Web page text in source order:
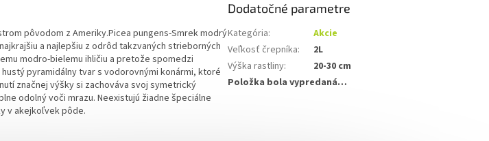
pôvodom z Ameriky.Picea pungens-Smrek modrý
a najlepšiu z odrôd takzvaných strieborných
modro-bielemu ihličiu a pretože spomedzi
pyramidálny tvar s vodorovnými konármi, ktoré
značnej výšky si zachováva svoj symetrický
odolný voči mrazu. Neexistujú žiadne špeciálne
v akejkoľvek pôde.
Dodatočné parametre
Kategória:
Akcie
Veľkosť črepníka:
2L
Výška rastliny:
20-30 cm
Položka bola vypredaná…